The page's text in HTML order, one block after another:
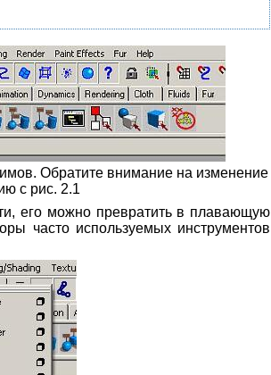
Обратите внимание на изменение
с рис. 2.1
его можно превратить в плавающую
часто используемых инструментов